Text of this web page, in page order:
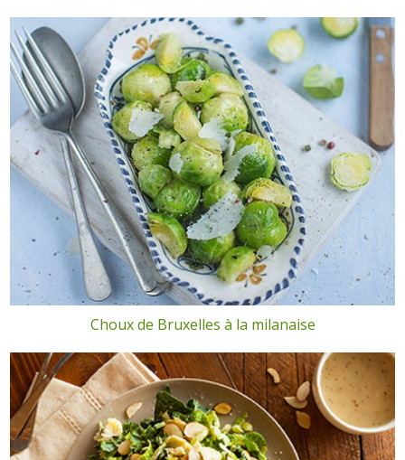
Choux de Bruxelles à la milanaise